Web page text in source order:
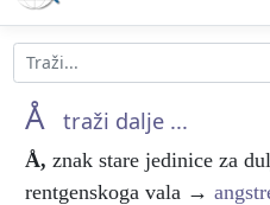
Å traži dalje ...
Å, znak stare jedinice za
rentgenskoga vala →